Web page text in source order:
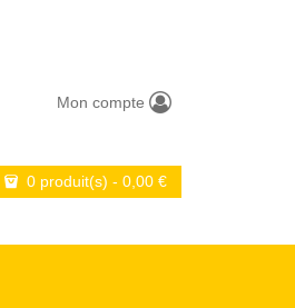
Mon compte
0 produit(s) - 0,00 €